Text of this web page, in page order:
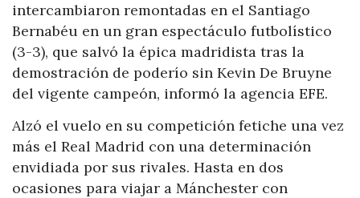
intercambiaron remontadas en el Santiago
Bernabéu en un gran espectáculo futbolístico
(3-3), que salvó la épica madridista tras la
demostración de poderío sin Kevin De Bruyne
del vigente campeón, informó la agencia EFE.
Alzó el vuelo en su competición fetiche una vez
más el Real Madrid con una determinación
envidiada por sus rivales. Hasta en dos
ocasiones para viajar a Mánchester con